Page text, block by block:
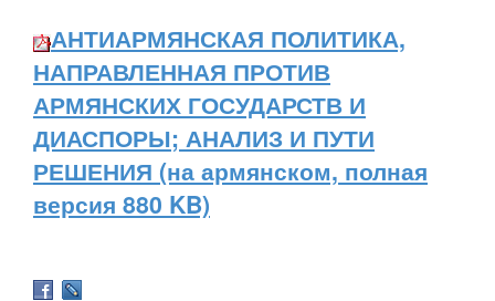
АНТИАРМЯНСКАЯ ПОЛИТИКА,
НАПРАВЛЕННАЯ ПРОТИВ
АРМЯНСКИХ ГОСУДАРСТВ И
ДИАСПОРЫ; АНАЛИЗ И ПУТИ
РЕШЕНИЯ (на армянском, полная
версия 880 KB)